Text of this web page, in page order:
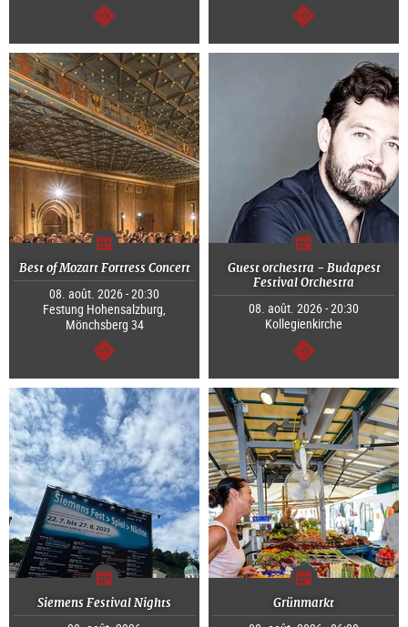
Continuer Continuer
Best of Mozart Fortress Concert
08. août. 2026 - 20:30
Festung Hohensalzburg,
Mönchsberg 34
Continuer
Guest orchestra - Budapest
Festival Orchestra
08. août. 2026 - 20:30
Kollegienkirche
Continuer
Siemens Festival Nights Grünmarkt